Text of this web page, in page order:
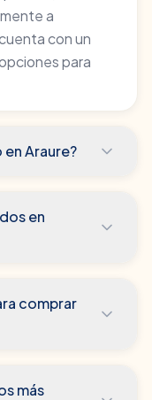
a
con un
para
Araure?
en
comprar
más